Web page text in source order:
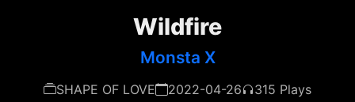
Wildfire
Monsta X
SHAPE OF LOVE 2022-04-26 315 Plays